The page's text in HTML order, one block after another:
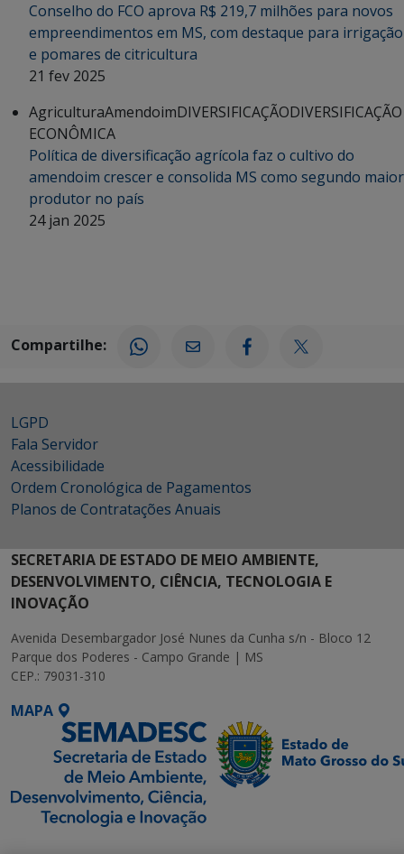
Conselho do FCO aprova R$ 219,7 milhões para novos
empreendimentos em MS, com destaque para irrigação
e pomares de citricultura
21 fev 2025
AgriculturaAmendoimDIVERSIFICAÇÃODIVERSIFICAÇÃO
ECONÔMICA
Política de diversificação agrícola faz o cultivo do
amendoim crescer e consolida MS como segundo maior
produtor no país
24 jan 2025
Compartilhe:
LGPD
Fala Servidor
Acessibilidade
Ordem Cronológica de Pagamentos
Planos de Contratações Anuais
SECRETARIA DE ESTADO DE MEIO AMBIENTE,
DESENVOLVIMENTO, CIÊNCIA, TECNOLOGIA E
INOVAÇÃO
Avenida Desembargador José Nunes da Cunha s/n - Bloco 12
Parque dos Poderes - Campo Grande | MS
CEP.: 79031-310
MAPA